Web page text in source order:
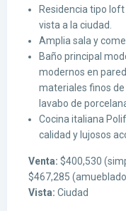
Residencia tipo
vista a la ciudad.
Amplia sala y
Baño principal
modernos en
materiales finos
lavabo de
Cocina italiana
calidad y lujosos
Venta: $400,530
$467,285
Vista: Ciudad